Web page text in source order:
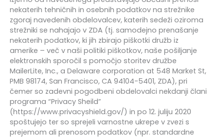
nekaterih tehničnih in osebnih podatkov na strežnike
zgoraj navedenih obdelovalcev, katerih sedeži oziroma
strežniki se nahajajo v ZDA (tj. samodejno prenašanje
nekaterih podatkov, ki jih zbirajo piškotki družb iz
amerike – več v naši politiki piškotkov, naše pošiljanje
elektronskih sporočil s pomočjo storitev družbe
MailerLite, Inc., a Delaware corporation at 548 Market St,
PMB 98174, San Francisco, CA 94104-5401, ZDA), pri
čemer so zadevni pogodbeni obdelovalci nekdanji člani
programa “Privacy Sheild”
(https://www.privacyshield.gov/) in po 12. juliju 2020
spoštujejo ter so sprejeli varnostne ukrepe v zvezi s
prejemom ali prenosom podatkov (npr. standardne